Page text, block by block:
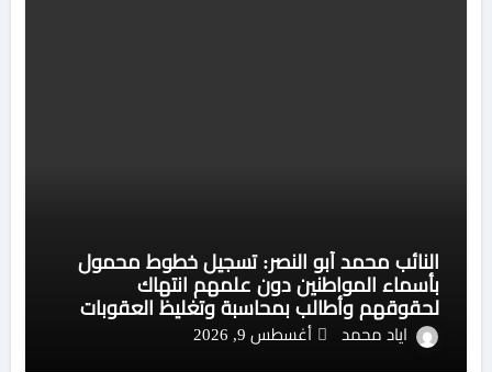
النائب محمد أبو النصر: تسجيل خطوط محمول
بأسماء المواطنين دون علمهم انتهاك
لحقوقهم وأطالب بمحاسبة وتغليظ العقوبات
على الشركات المخالفة
اياد محمد أغسطس 9, 2026